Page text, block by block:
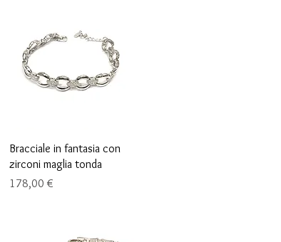
Vista rápida
Bracciale in fantasia con
zirconi maglia tonda
Precio
178,00 €